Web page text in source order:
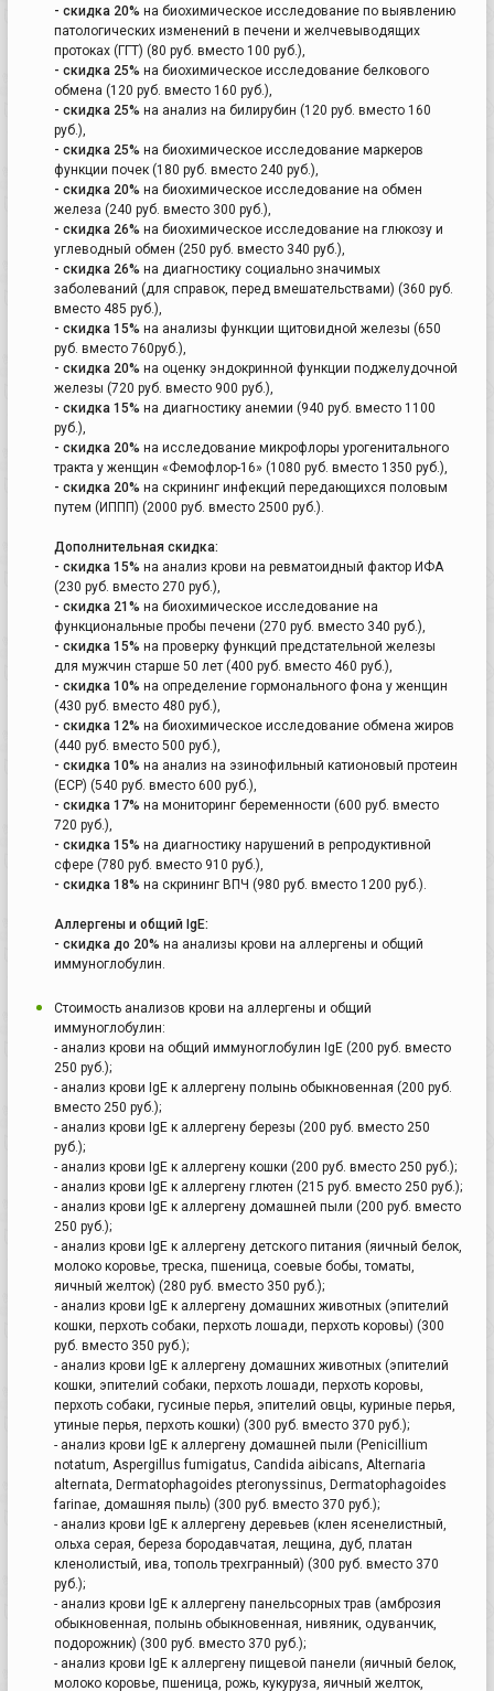
- скидка 20% на биохимическое исследование по выявлению
патологических изменений в печени и желчевыводящих
протоках (ГГТ) (80 руб. вместо 100 руб.),
- скидка 25% на биохимическое исследование белкового
обмена (120 руб. вместо 160 руб.),
- скидка 25% на анализ на билирубин (120 руб. вместо 160
руб.),
- скидка 25% на биохимическое исследование маркеров
функции почек (180 руб. вместо 240 руб.),
- скидка 20% на биохимическое исследование на обмен
железа (240 руб. вместо 300 руб.),
- скидка 26% на биохимическое исследование на глюкозу и
углеводный обмен (250 руб. вместо 340 руб.),
- скидка 26% на диагностику социально значимых
заболеваний (для справок, перед вмешательствами) (360 руб.
вместо 485 руб.),
- скидка 15% на анализы функции щитовидной железы (650
руб. вместо 760руб.),
- скидка 20% на оценку эндокринной функции поджелудочной
железы (720 руб. вместо 900 руб.),
- скидка 15% на диагностику анемии (940 руб. вместо 1100
руб.),
- скидка 20% на исследование микрофлоры урогенитального
тракта у женщин «Фемофлор-16» (1080 руб. вместо 1350 руб.),
- скидка 20% на скрининг инфекций передающихся половым
путем (ИППП) (2000 руб. вместо 2500 руб.).
Дополнительная скидка:
- скидка 15% на анализ крови на ревматоидный фактор ИФА
(230 руб. вместо 270 руб.),
- скидка 21% на биохимическое исследование на
функциональные пробы печени (270 руб. вместо 340 руб.),
- скидка 15% на проверку функций предстательной железы
для мужчин старше 50 лет (400 руб. вместо 460 руб.),
- скидка 10% на определение гормонального фона у женщин
(430 руб. вместо 480 руб.),
- скидка 12% на биохимическое исследование обмена жиров
(440 руб. вместо 500 руб.),
- скидка 10% на анализ на эзинофильный катионовый протеин
(ЕСР) (540 руб. вместо 600 руб.),
- скидка 17% на мониторинг беременности (600 руб. вместо
720 руб.),
- скидка 15% на диагностику нарушений в репродуктивной
сфере (780 руб. вместо 910 руб.),
- скидка 18% на скрининг ВПЧ (980 руб. вместо 1200 руб.).
Аллергены и общий IgE:
- скидка до 20% на анализы крови на аллергены и общий
иммуноглобулин.
Стоимость анализов крови на аллергены и общий
иммуноглобулин:
- анализ крови на общий иммуноглобулин IgE (200 руб. вместо
250 руб.);
- анализ крови IgE к аллергену полынь обыкновенная (200 руб.
вместо 250 руб.);
- анализ крови IgE к аллергену березы (200 руб. вместо 250
руб.);
- анализ крови IgE к аллергену кошки (200 руб. вместо 250 руб.);
- анализ крови IgE к аллергену глютен (215 руб. вместо 250 руб.);
- анализ крови IgE к аллергену домашней пыли (200 руб. вместо
250 руб.);
- анализ крови IgE к аллергену детского питания (яичный белок,
молоко коровье, треска, пшеница, соевые бобы, томаты,
яичный желток) (280 руб. вместо 350 руб.);
- анализ крови IgE к аллергену домашних животных (эпителий
кошки, перхоть собаки, перхоть лошади, перхоть коровы) (300
руб. вместо 350 руб.);
- анализ крови IgE к аллергену домашних животных (эпителий
кошки, эпителий собаки, перхоть лошади, перхоть коровы,
перхоть собаки, гусиные перья, эпителий овцы, куриные перья,
утиные перья, перхоть кошки) (300 руб. вместо 370 руб.);
- анализ крови IgE к аллергену домашней пыли (Penicillium
notatum, Aspergillus fumigatus, Candida aibicans, Alternaria
alternata, Dermatophagoides pteronyssinus, Dermatophagoides
farinae, домашняя пыль) (300 руб. вместо 370 руб.);
- анализ крови IgE к аллергену деревьев (клен ясенелистный,
ольха серая, береза бородавчатая, лещина, дуб, платан
кленолистый, ива, тополь трехгранный) (300 руб. вместо 370
руб.);
- анализ крови IgE к аллергену панельсорных трав (амброзия
обыкновенная, полынь обыкновенная, нивяник, одуванчик,
подорожник) (300 руб. вместо 370 руб.);
- анализ крови IgE к аллергену пищевой панели (яичный белок,
молоко коровье, пшеница, рожь, кукуруза, яичный желток,